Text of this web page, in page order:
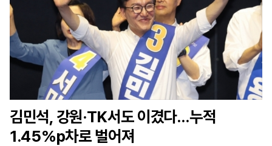
ENGLISH
中
文
Tiếng
Việt
지
면
신
문
후
원
제
보
회
사
앱
설
김민석, 강원·TK서도 이겼다…누적
1.45%p차로 벌어져